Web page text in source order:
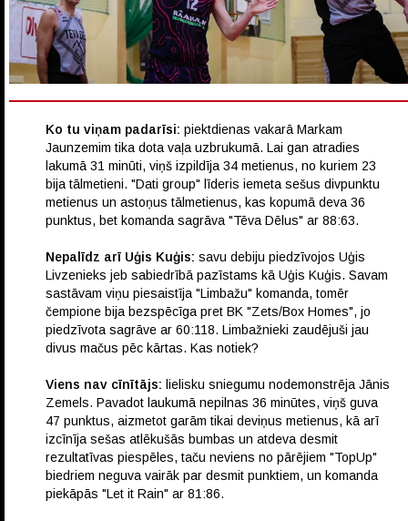
Ko tu viņam padarīsi: piektdienas vakarā Markam
Jaunzemim tika dota vaļa uzbrukumā. Lai gan atradies
lakumā 31 minūti, viņš izpildīja 34 metienus, no kuriem 23
bija tālmetieni. "Dati group" līderis iemeta sešus divpunktu
metienus un astoņus tālmetienus, kas kopumā deva 36
punktus, bet komanda sagrāva "Tēva Dēlus" ar 88:63.
Nepalīdz arī Uģis Kuģis: savu debiju piedzīvojos Uģis
Livzenieks jeb sabiedrībā pazīstams kā Uģis Kuģis. Savam
sastāvam viņu piesaistīja "Limbažu" komanda, tomēr
čempione bija bezspēcīga pret BK "Zets/Box Homes", jo
piedzīvota sagrāve ar 60:118. Limbažnieki zaudējuši jau
divus mačus pēc kārtas. Kas notiek?
Viens nav cīnītājs: lielisku sniegumu nodemonstrēja Jānis
Zemels. Pavadot laukumā nepilnas 36 minūtes, viņš guva
47 punktus, aizmetot garām tikai deviņus metienus, kā arī
izcīnīja sešas atlēkušās bumbas un atdeva desmit
rezultatīvas piespēles, taču neviens no pārējiem "TopUp"
biedriem neguva vairāk par desmit punktiem, un komanda
piekāpās "Let it Rain" ar 81:86.